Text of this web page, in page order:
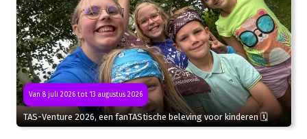
Van 8 juli 2026 tot 13 augustus 2026
TAS-Venture 2026, een fanTAStische beleving voor kinderen 🗓